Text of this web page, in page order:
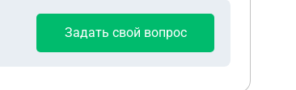
Задать свой вопрос